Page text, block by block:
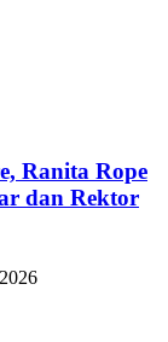
Ranita Rope
dan Rektor